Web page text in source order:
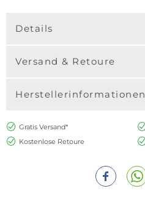
Details
Versand & Retoure
Herstellerinformationen
Gratis Versand*
Kostenlose Retoure